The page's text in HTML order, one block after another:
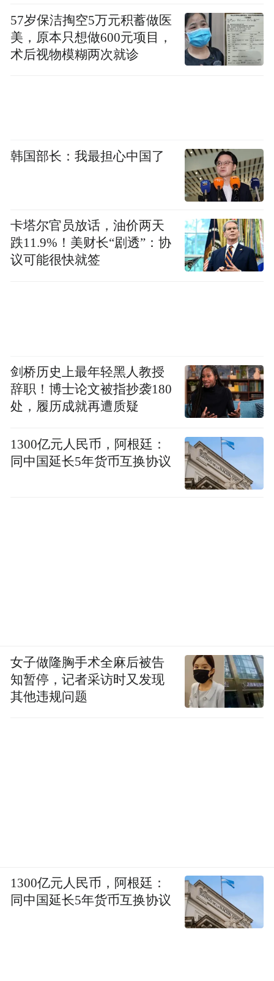
57岁保洁掏空5万元积蓄做医
美，原本只想做600元项目，
术后视物模糊两次就诊
韩国部长：我最担心中国了
卡塔尔官员放话，油价两天
跌11.9%！美财长“剧透”：协
议可能很快就签
剑桥历史上最年轻黑人教授
辞职！博士论文被指抄袭180
处，履历成就再遭质疑
1300亿元人民币，阿根廷：
同中国延长5年货币互换协议
女子做隆胸手术全麻后被告
知暂停，记者采访时又发现
其他违规问题
1300亿元人民币，阿根廷：
同中国延长5年货币互换协议